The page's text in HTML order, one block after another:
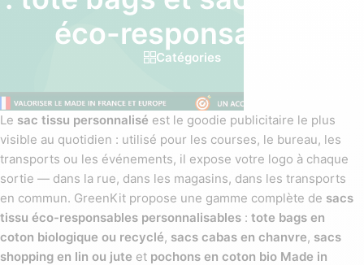
éco-responsables
Catégories
Le sac tissu personnalisé est le goodie publicitaire le plus
visible au quotidien : utilisé pour les courses, le bureau, les
transports ou les événements, il expose votre logo à chaque
sortie — dans la rue, dans les magasins, dans les transports
en commun. GreenKit propose une gamme complète de sacs
tissu éco-responsables personnalisables : tote bags en
coton biologique ou recyclé, sacs cabas en chanvre, sacs
shopping en lin ou jute et pochons en coton bio Made in